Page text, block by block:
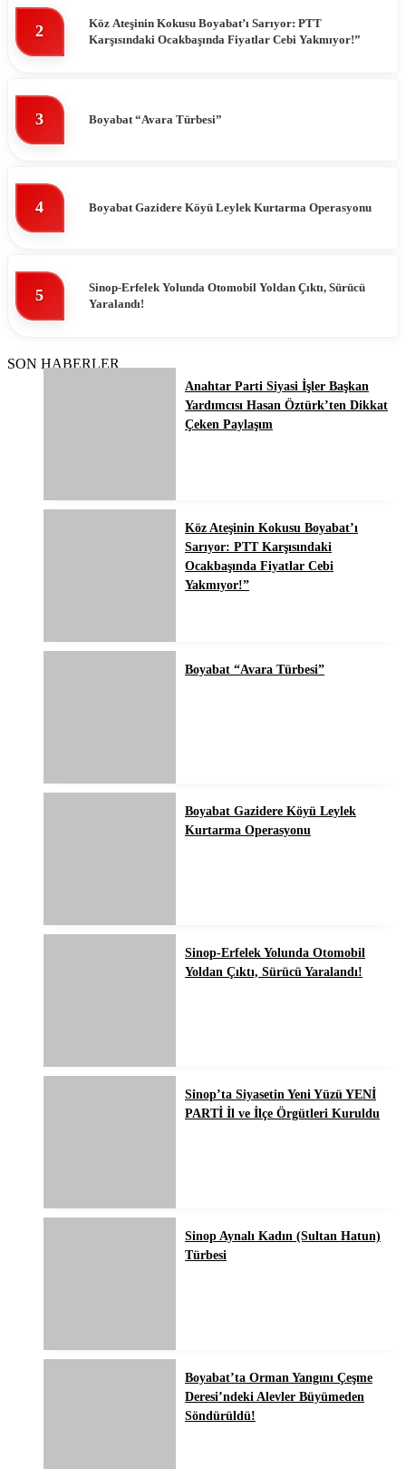
2
Köz Ateşinin Kokusu Boyabat’ı Sarıyor: PTT
Karşısındaki Ocakbaşında Fiyatlar Cebi Yakmıyor!”
3 Boyabat “Avara Türbesi”
4 Boyabat Gazidere Köyü Leylek Kurtarma Operasyonu
5
Sinop-Erfelek Yolunda Otomobil Yoldan Çıktı, Sürücü
Yaralandı!
SON HABERLER
Anahtar Parti Siyasi İşler Başkan
Yardımcısı Hasan Öztürk’ten Dikkat
Çeken Paylaşım
Köz Ateşinin Kokusu Boyabat’ı
Sarıyor: PTT Karşısındaki
Ocakbaşında Fiyatlar Cebi
Yakmıyor!”
Boyabat “Avara Türbesi”
Boyabat Gazidere Köyü Leylek
Kurtarma Operasyonu
Sinop-Erfelek Yolunda Otomobil
Yoldan Çıktı, Sürücü Yaralandı!
Sinop’ta Siyasetin Yeni Yüzü YENİ
PARTİ İl ve İlçe Örgütleri Kuruldu
Sinop Aynalı Kadın (Sultan Hatun)
Türbesi
Boyabat’ta Orman Yangını Çeşme
Deresi’ndeki Alevler Büyümeden
Söndürüldü!